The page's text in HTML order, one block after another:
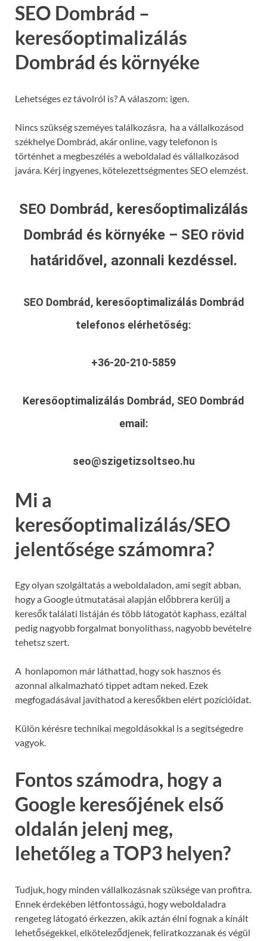
SEO Dombrád –
keresőoptimalizálás
Dombrád és környéke
Lehetséges ez távolról is? A válaszom: igen.
Nincs szükség szeméyes találkozásra, ha a vállalkozásod
székhelye Dombrád, akár online, vagy telefonon is
történhet a megbeszélés a weboldalad és vállalkozásod
javára. Kérj ingyenes, kötelezettségmentes SEO elemzést.
SEO Dombrád, keresőoptimalizálás
Dombrád és környéke – SEO rövid
határidővel, azonnali kezdéssel.
SEO Dombrád, keresőoptimalizálás Dombrád
telefonos elérhetőség:
+36-20-210-5859
Keresőoptimalizálás Dombrád, SEO Dombrád
email:
seo@szigetizsoltseo.hu
Mi a
keresőoptimalizálás/SEO
jelentősége számomra?
Egy olyan szolgáltatás a weboldaladon, ami segít abban,
hogy a Google útmutatásai alapján előbbrera kerülj a
keresők találati listáján és több látogatót kaphass, ezáltal
pedig nagyobb forgalmat bonyolíthass, nagyobb bevételre
tehetsz szert.
A honlapomon már láthattad, hogy sok hasznos és
azonnal alkalmazható tippet adtam neked. Ezek
megfogadásával javíthatod a keresőkben elért pozícióidat.
Külön kérésre technikai megoldásokkal is a segítségedre
vagyok.
Fontos számodra, hogy a
Google keresőjének első
oldalán jelenj meg,
lehetőleg a TOP3 helyen?
Tudjuk, hogy minden vállalkozásnak szüksége van profitra.
Ennek érdekében létfontosságú, hogy weboldaladra
rengeteg látogató érkezzen, akik aztán élni fognak a kínált
lehetőségekkel, elköteleződjenek, feliratkozzanak és végül